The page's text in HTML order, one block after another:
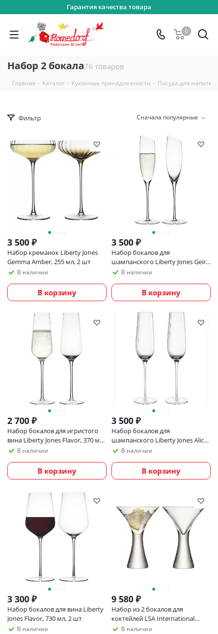
Гарантия качества товара
0
Набор 2 бокала76 товаров
Главная - Каталог - Кухонные принадлежности - Посуда для напитков
Фильтр Сначала популярные
3 500 ₽
Набор креманок Liberty Jones
Gemma Amber, 255 мл, 2 шт
В наличии
В корзину
3 500 ₽
Набор бокалов для
шампанского Liberty Jones Geir,
190 мл, 2 шт
В наличии
В корзину
2 700 ₽
Набор бокалов для игристого
вина Liberty Jones Flavor, 370 мл,
2 штВ наличии
В корзину
3 500 ₽
Набор бокалов для
шампанского Liberty Jones Alice
в подарочной упаковке, 200 мл,
В наличии
В корзину
3 300 ₽
Набор бокалов для вина Liberty
Jones Flavor, 730 мл, 2 шт
В наличии
9 580 ₽
Набор из 2 бокалов для
коктейлей LSA International
Moya, 300 мл
В наличии